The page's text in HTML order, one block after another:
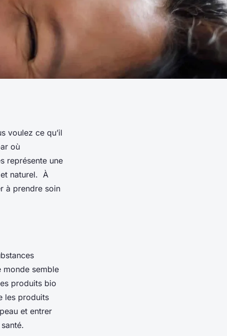
voulez ce qu’il
où
représente une
naturel. À
à prendre soin
monde semble
produits bio
les produits
et entrer